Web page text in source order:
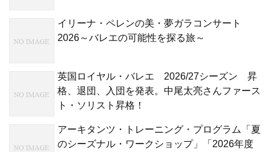
イリーナ・ペレンの美・夢ガラコンサート
2026～バレエの可能性を探る旅～
英国ロイヤル・バレエ 2026/27シーズン 昇
格、退団、入団を発表。中尾太亮さんファース
ト・ソリスト昇格！
アーキタンツ・トレーニング・プログラム「夏
のシーズナル・ワークショップ」「2026年度